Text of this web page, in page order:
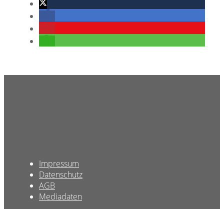
Impressum
Datenschutz
AGB
Mediadaten